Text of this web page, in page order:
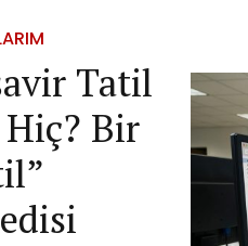
Tatil
Hiç? Bir